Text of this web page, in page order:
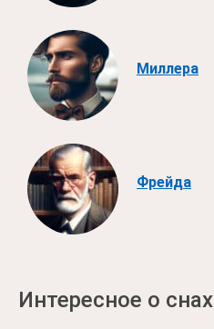
Миллера
Фрейда
Интересное о снах